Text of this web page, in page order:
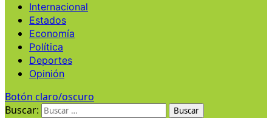
Internacional
Estados
Economía
Política
Deportes
Opinión
Botón claro/oscuro
Buscar: